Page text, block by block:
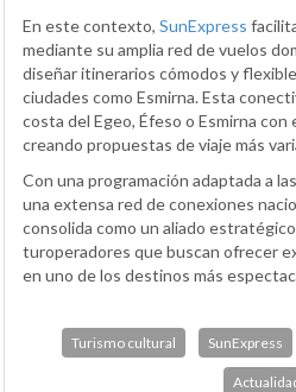
En este contexto, SunExpress
mediante su amplia red de vuelos
diseñar itinerarios cómodos y
ciudades como Esmirna. Esta
costa del Egeo, Éfeso o Esmirna
creando propuestas de viaje más
Con una programación adaptada a
una extensa red de conexiones
consolida como un aliado
turoperadores que buscan ofrecer
en uno de los destinos más
Turismo cultural SunExpress